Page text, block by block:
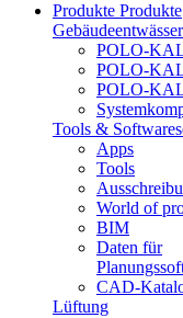
Produkte Produkte
POLO-
POLO-
POLO-
Tools &
Apps
Tools
World of
BIM
Daten für
CAD-
Lüftung